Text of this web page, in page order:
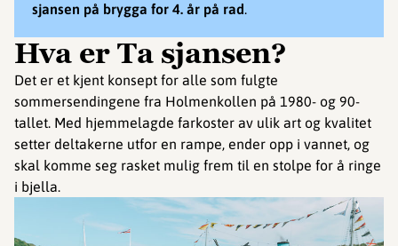
sjansen på brygga for 4. år på rad.
Hva er Ta sjansen?
Det er et kjent konsept for alle som fulgte
sommersendingene fra Holmenkollen på 1980- og 90-
tallet. Med hjemmelagde farkoster av ulik art og kvalitet
setter deltakerne utfor en rampe, ender opp i vannet, og
skal komme seg rasket mulig frem til en stolpe for å ringe
i bjella.